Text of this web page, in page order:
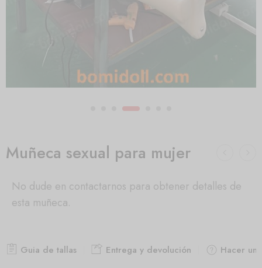
Muñeca sexual para mujer
No dude en contactarnos para obtener detalles de
esta muñeca.
Guia de tallas Entrega y devolución
Hacer